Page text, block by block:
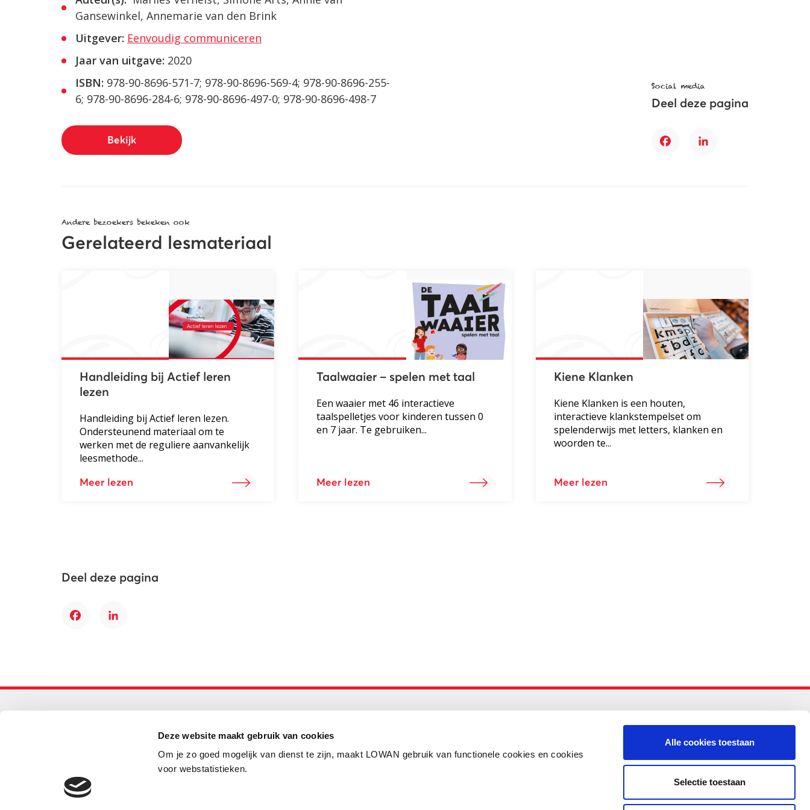
Deze website maakt gebruik van cookies
Om je zo goed mogelijk van dienst te zijn, maakt LOWAN gebruik van functionele cookies en cookies
voor webstatistieken.
Alle cookies toestaan
Selectie toestaan
Gansewinkel, Annemarie van den Brink
Uitgever: Eenvoudig communiceren
Jaar van uitgave: 2020
ISBN: 978-90-8696-571-7; 978-90-8696-569-4; 978-90-8696-255-
6; 978-90-8696-284-6; 978-90-8696-497-0; 978-90-8696-498-7
Bekijk
Social media
Deel deze pagina
FacebookLinkedIn
Andere bezoekers bekeken ook
Gerelateerd lesmateriaal
Handleiding bij Actief leren
lezen
Handleiding bij Actief leren lezen.
Ondersteunend materiaal om te
werken met de reguliere aanvankelijk
leesmethode...
Meer lezen
Taalwaaier – spelen met taal
Een waaier met 46 interactieve
taalspelletjes voor kinderen tussen 0
en 7 jaar. Te gebruiken...
Meer lezen
Kiene Klanken
Kiene Klanken is een houten,
interactieve klankstempelset om
spelenderwijs met letters, klanken en
woorden te...
Meer lezen
Deel deze pagina
FacebookLinkedIn
helpdesk@lowanpo.nl